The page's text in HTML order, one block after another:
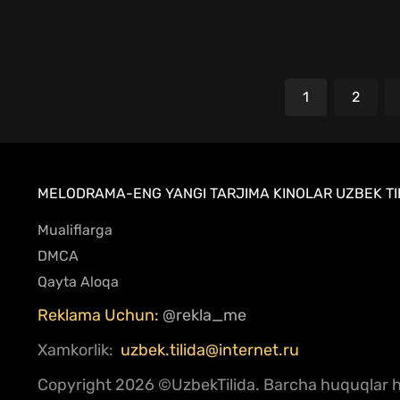
1 2
MELODRAMA-ENG YANGI TARJIMA KINOLAR UZBEK
Mualiflarga
DMCA
Qayta Aloqa
Reklama Uchun: @rekla_me
Xamkorlik: uzbek.tilida@internet.ru
Copyright 2026 ©UzbekTilida. Barcha huquqlar